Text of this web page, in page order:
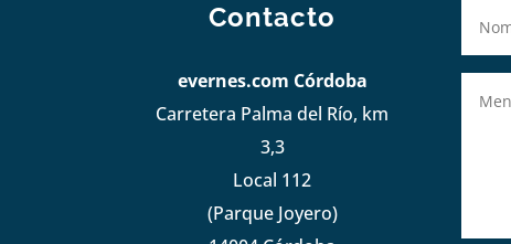
Contacto
evernes.com Córdoba
Carretera Palma del Río, km
3,3
Local 112
(Parque Joyero)